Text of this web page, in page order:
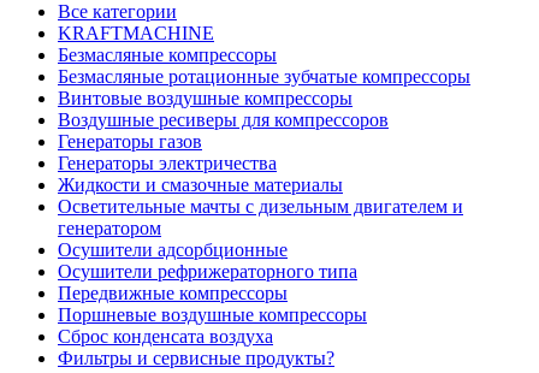
Все категории
KRAFTMACHINE
Безмасляные компрессоры
Безмасляные ротационные зубчатые компрессоры
Винтовые воздушные компрессоры
Воздушные ресиверы для компрессоров
Генераторы газов
Генераторы электричества
Жидкости и смазочные материалы
Осветительные мачты с дизельным двигателем и
генератором
Осушители адсорбционные
Осушители рефрижераторного типа
Передвижные компрессоры
Поршневые воздушные компрессоры
Сброс конденсата воздуха
Фильтры и сервисные продукты?